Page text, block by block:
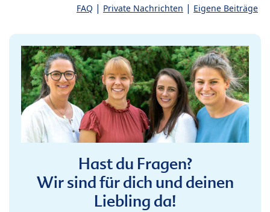
FAQ | Private Nachrichten | Eigene Beiträge
Hast du Fragen?
Wir sind für dich und deinen
Liebling da!